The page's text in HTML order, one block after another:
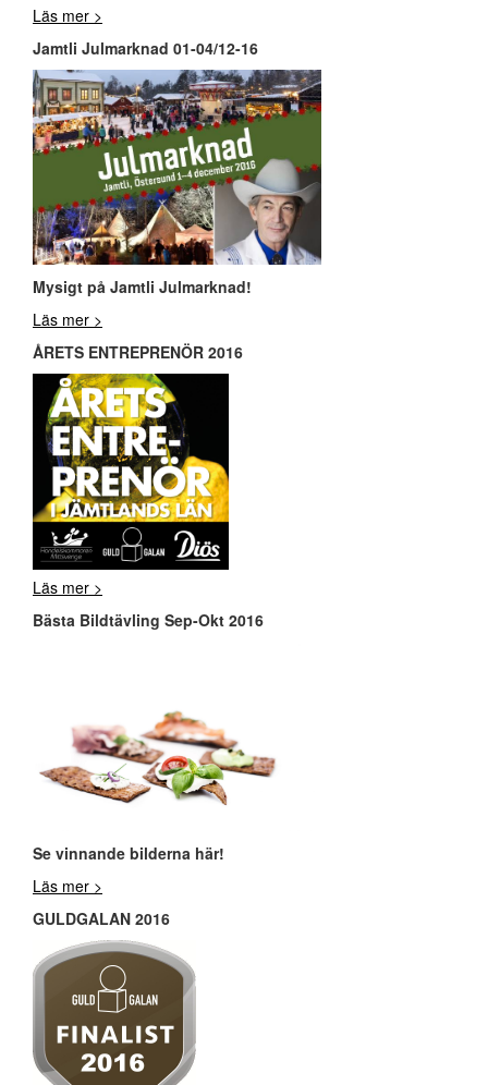
Läs mer >
Jamtli Julmarknad 01-04/12-16
Mysigt på Jamtli Julmarknad!
Läs mer >
ÅRETS ENTREPRENÖR 2016
Läs mer >
Bästa Bildtävling Sep-Okt 2016
Se vinnande bilderna här!
Läs mer >
GULDGALAN 2016